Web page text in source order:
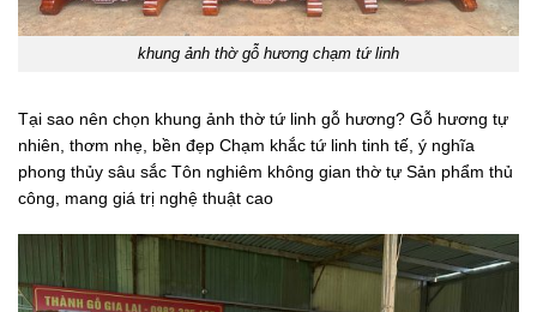
khung ảnh thờ gỗ hương chạm tứ linh
Tại sao nên chọn khung ảnh thờ tứ linh gỗ hương? Gỗ hương tự
nhiên, thơm nhẹ, bền đẹp Chạm khắc tứ linh tinh tế, ý nghĩa
phong thủy sâu sắc Tôn nghiêm không gian thờ tự Sản phẩm thủ
công, mang giá trị nghệ thuật cao